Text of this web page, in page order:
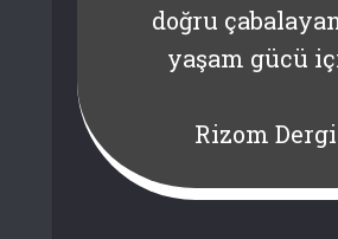
doğru
yaşam gücü
Rizom Dergi